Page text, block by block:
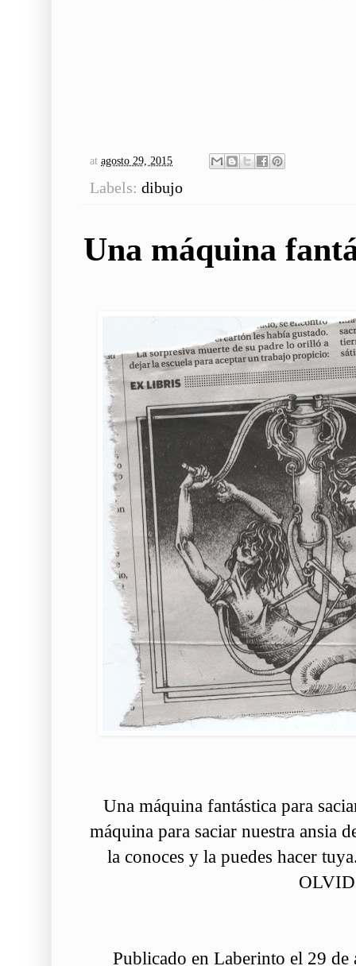
at agosto 29, 2015
Labels: dibujo
Una máquina
Una máquina fantástica para
máquina para saciar nuestra ansia
la conoces y la puedes hacer
Publicado en Laberinto el 29 de